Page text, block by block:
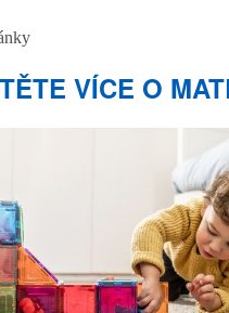
VÍCE O